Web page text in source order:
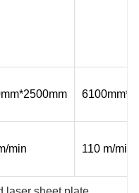
min 110 m/min